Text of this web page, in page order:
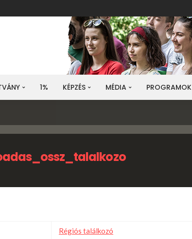
1% KÉPZÉS MÉDIA PROGRAMOK
Régiós találkozó